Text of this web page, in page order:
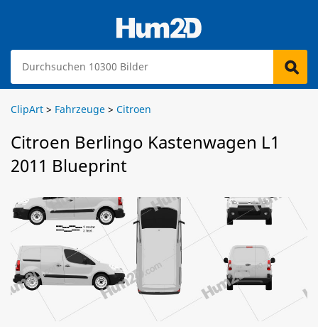
ClipArt > Fahrzeuge > Citroen
Citroen Berlingo Kastenwagen L1
2011 Blueprint